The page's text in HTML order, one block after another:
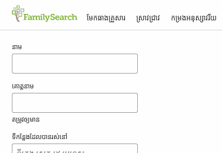
មែកធាង​គ្រួសារ ស្រាវជ្រាវ កម្រង​អនុស្សាវរីយ
នាម
គោត្តនាម
តម្រូវ​ឲ្យ​មាន
ទីកន្លែង​ដែល​បាន​រស់នៅ